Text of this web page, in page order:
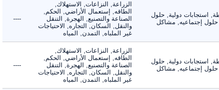
استجابات دولية, حلول
إجتماعيه, مشاكل
الزراعة, النزاعات, الاستهلاك,
الطاقه, إستعمال الأراضي, الحكم,
الصناعة والتصنيع, الهجرة, التنقل
والنقل, السكان, التجاره, الاحتياجات
غير الملباه, التمدن, المياه
----
استجابات دولية, حلول
إجتماعيه, مشاكل
الزراعة, النزاعات, الاستهلاك,
الطاقه, إستعمال الأراضي, الحكم,
الصناعة والتصنيع, الهجرة, التنقل
والنقل, السكان, التجاره, الاحتياجات
غير الملباه, التمدن, المياه
----